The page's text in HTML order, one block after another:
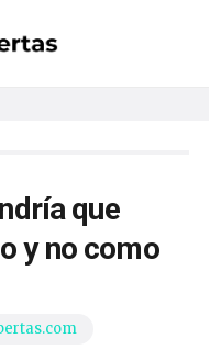
que
y no como